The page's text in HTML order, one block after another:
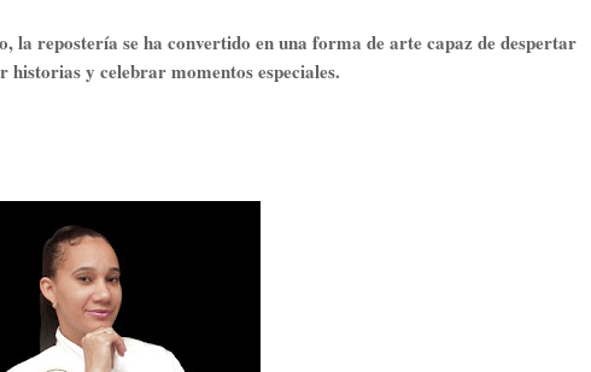
la repostería se ha convertido en una forma de arte capaz de despertar
historias y celebrar momentos especiales.